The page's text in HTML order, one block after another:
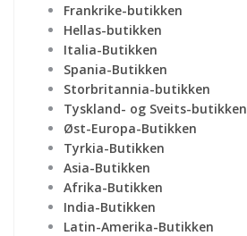
Frankrike-butikken
Hellas-butikken
Italia-Butikken
Spania-Butikken
Storbritannia-butikken
Tyskland- og Sveits-butikken
Øst-Europa-Butikken
Tyrkia-Butikken
Asia-Butikken
Afrika-Butikken
India-Butikken
Latin-Amerika-Butikken